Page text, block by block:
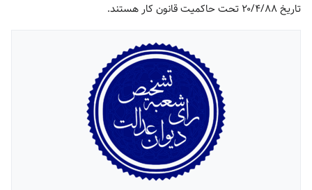
تاریخ ۲۰/۴/۸۸ تحت حاکمیت قانون کار هستند.